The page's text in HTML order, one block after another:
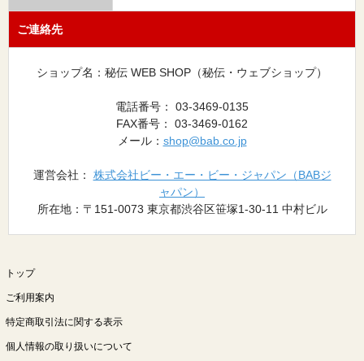
ご連絡先
ショップ名：秘伝 WEB SHOP（秘伝・ウェブショップ）
電話番号： 03-3469-0135
FAX番号： 03-3469-0162
メール： shop@bab.co.jp
運営会社： 株式会社ビー・エー・ビー・ジャパン（BABジ
ャパン）
所在地：〒151-0073 東京都渋谷区笹塚1-30-11 中村ビル
トップ
ご利用案内
特定商取引法に関する表示
個人情報の取り扱いについて